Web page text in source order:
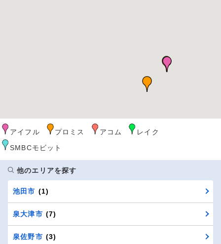
アイフル プロミス アコム
レイク
SMBCモビット
他のエリアを探す
池田市 (1)
泉大津市 (7)
泉佐野市 (3)